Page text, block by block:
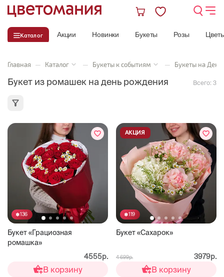
Каталог Акции Новинки Букеты Розы
Главная — Каталог — Букеты к событиям — Букеты на
Букет из ромашек на день рождения Всего: 3
136
Букет «Грациозная
ромашка»
4555р.
В корзину
119
Букет «Сахарок»
АКЦИЯ
4 699р. 3979р.
В корзину